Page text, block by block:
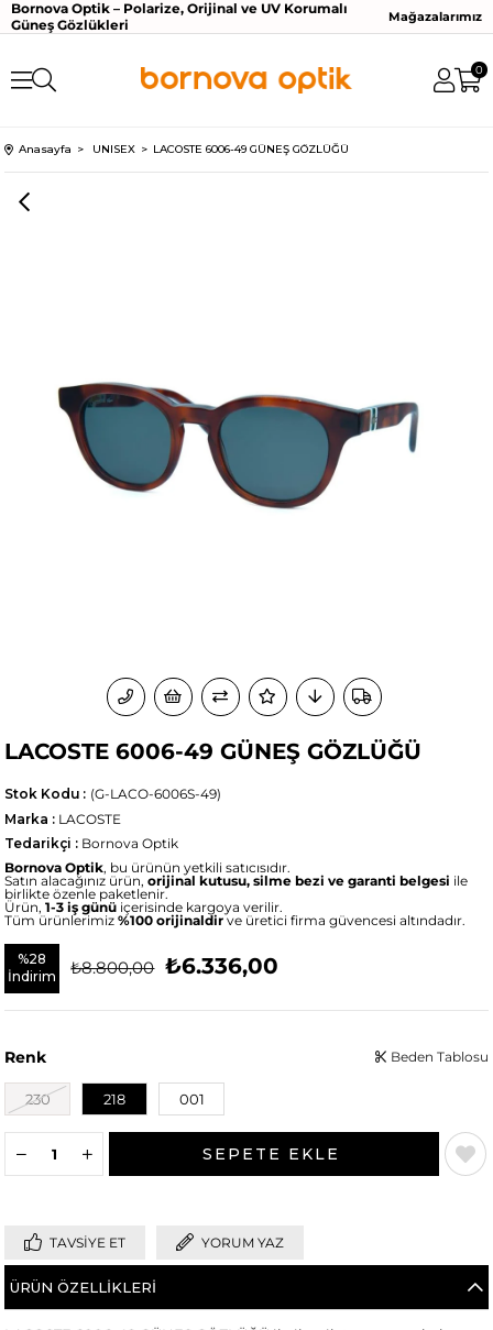
Bornova Optik – Polarize, Orijinal ve UV Korumalı
Güneş Gözlükleri
Mağazalarımız
0
Anasayfa UNISEX LACOSTE 6006-49 GÜNEŞ GÖZLÜĞÜ
LACOSTE 6006-49 GÜNEŞ GÖZLÜĞÜ
(G-LACO-6006S-49)
Stok Kodu
Marka : LACOSTE
Tedarikçi : Bornova Optik
Bornova Optik, bu ürünün yetkili satıcısıdır.
Satın alacağınız ürün,orijinal kutusu, silme bezi ve garanti belgesi ile
birlikte özenle paketlenir.
Ürün,1-3 iş günü içerisinde kargoya verilir.
Tüm ürünlerimiz%100 orijinaldirve üretici firma güvencesi altındadır.
%28
İndirim
₺8.800,00 ₺6.336,00
Renk
230 218 001
Beden Tablosu
TAVSIYE ET YORUM YAZ
ÜRÜN ÖZELLIKLERI